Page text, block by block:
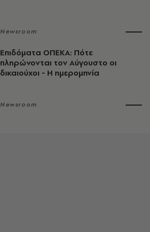
Newsroom
Επιδόματα ΟΠΕΚΑ: Πότε
πληρώνονται τον Αύγουστο οι
δικαιούχοι - Η ημερομηνία
Newsroom